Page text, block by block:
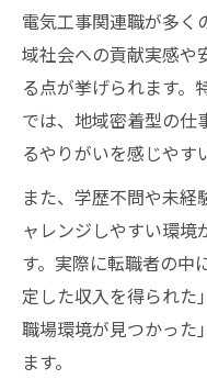
電気工事関連職が多く
域社会への貢献実感や
る点が挙げられます。
では、地域密着型の仕
るやりがいを感じやす
また、学歴不問や未経
ャレンジしやすい環境
す。実際に転職者の中
定した収入を得られた
職場環境が見つかった
ます。